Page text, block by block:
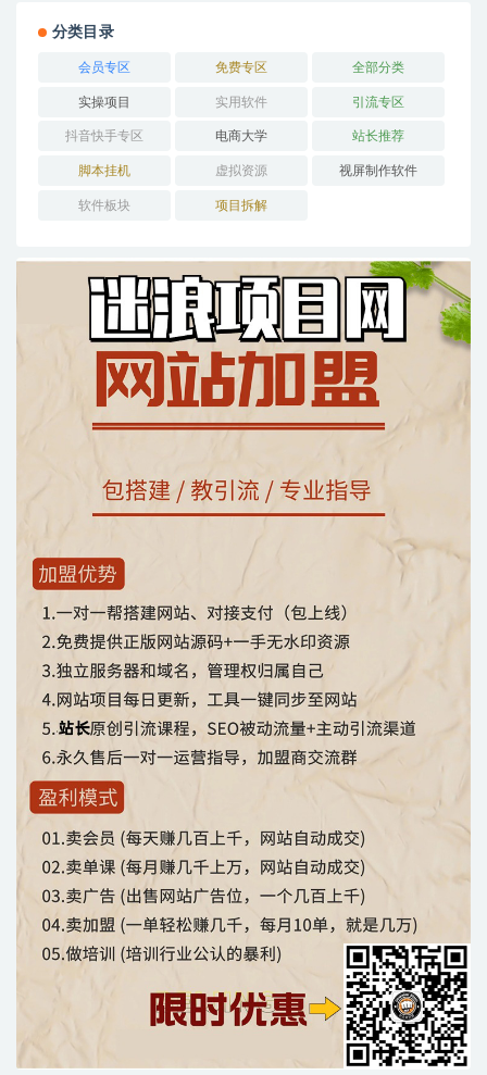
分类目录
会员专区 免费专区 全部分类
实操项目 实用软件 引流专区
抖音快手专区 电商大学 站长推荐
脚本挂机 虚拟资源 视屏制作软件
软件板块 项目拆解